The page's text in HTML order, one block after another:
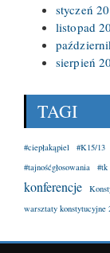
styczeń
listopad
sierpień
TAGI
#ciepłakąpiel #K15/13
#tajnośćgłosowania
#tk
konferencje
warsztaty konstytucyjne